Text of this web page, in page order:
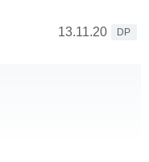
13.11.20
DP